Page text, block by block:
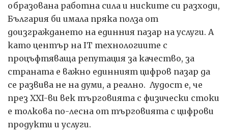
образована работна сила и ниските си разходи,
България би имала пряка полза от
доизграждането на единния пазар на услуги. А
като център на IT технологиите с
процъфтяваща репутация за качество, за
страната е важно единният цифров пазар да
се развива не на думи, а реално. Лудост е, че
през XXI-ви век търговията с физически стоки
е толкова по-лесна от търговията с цифрови
продукти и услуги.